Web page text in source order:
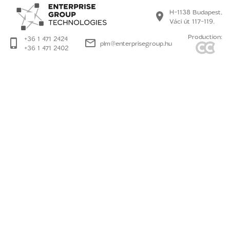
H-1138 Budapest,
Váci út 117-119.
+36 1 471 2424
+36 1 471 2402
plm@enterprisegroup.hu
Production: